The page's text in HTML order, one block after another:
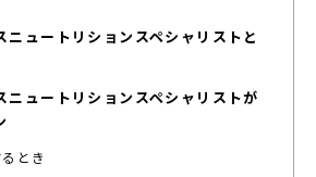
ニュートリションスペシャリストと
ニュートリションスペシャリストが
とき